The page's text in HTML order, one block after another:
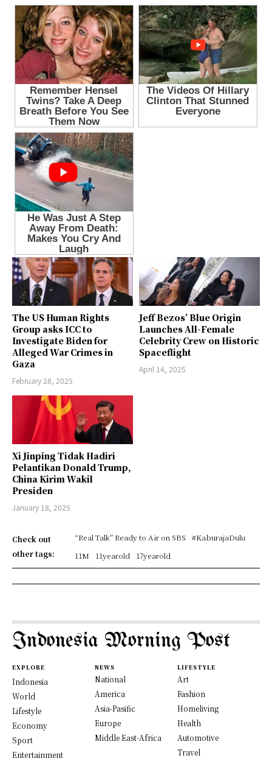
The US Human Rights
Group asks ICC to
Investigate Biden for
Alleged War Crimes in
Gaza
February 28, 2025
Jeff Bezos’ Blue Origin
Launches All-Female
Celebrity Crew on Historic
Spaceflight
April 14, 2025
Xi Jinping Tidak Hadiri
Pelantikan Donald Trump,
China Kirim Wakil
Presiden
January 18, 2025
Check out
other tags:
“Real Talk” Ready to Air on SBS
#KaburajaDulu
11M
11yearold 17yearold
Indonesia Morning Post
EXPLORE
Indonesia
World
Lifestyle
Economy
Sport
Entertainment
NEWS
National
America
Asia-Pasific
Europe
Middle East-Africa
LIFESTYLE
Art
Fashion
Homeliving
Health
Automotive
Travel